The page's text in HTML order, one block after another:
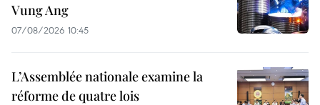
Vung Ang
07/08/2026 10:45
L’Assemblée nationale examine la
réforme de quatre lois